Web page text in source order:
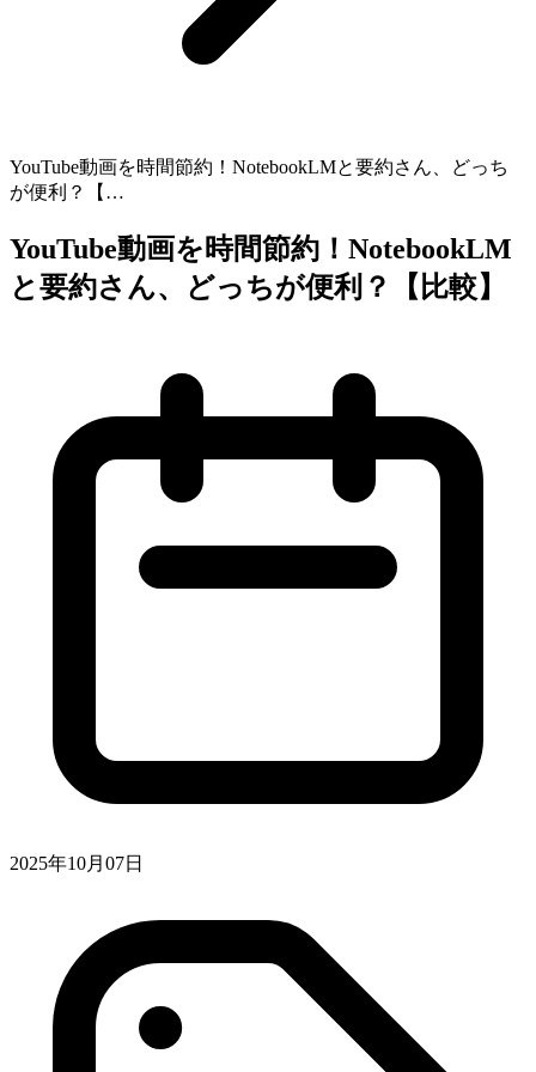
YouTube動画を時間節約！NotebookLMと要約さん、どっち
が便利？【…
YouTube動画を時間節約！NotebookLM
と要約さん、どっちが便利？【比較】
2025年10月07日